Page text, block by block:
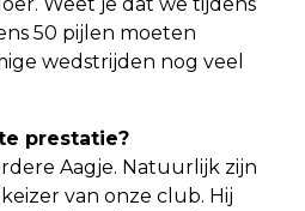
50 pijlen moeten
wedstrijden nog veel
prestatie?
Aagje. Natuurlijk zijn
van onze club. Hij